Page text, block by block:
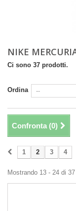
NIKE
Ci sono 37 prodotti.
Ordina
Confronta (0)
1 2 3 4
Mostrando 13 - 24 di